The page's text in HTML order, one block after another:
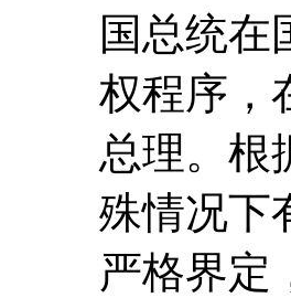
国总统在
权程序，
总理。根
殊情况下
严格界定